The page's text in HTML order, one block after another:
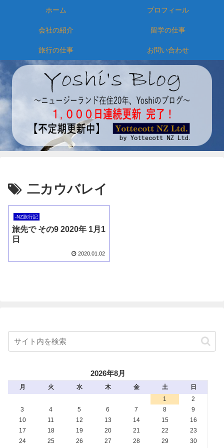
ホーム プロフィール
会社の紹介 留学の仕事
旅行の仕事 お問い合わせ
二カウバレイ
-NZ旅行記
旅先で その9 2020年 1月1
日
2020.01.02
2026年8月
月 火 水 木 金 土
日
1
2
3
4 5 6 7 8
9
10
11 12 13 14 15
16
17
18 19 20 21 22
23
24
25 26 27 28 29 30